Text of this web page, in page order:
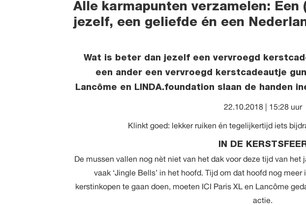
Alle karmapunten verzamelen:
jezelf, een geliefde én een
Wat is beter dan jezelf een vervroegd
een ander een vervroegd kerstcadeautje
Lancôme en LINDA.foundation slaan de handen
22.10.2018 | 15:28 uur
Klinkt goed: lekker ruiken én tegelijkertijd iets
IN DE
De mussen vallen nog nèt niet van het dak voor deze tijd van
vaak ‘Jingle Bells’ in het hoofd. Tijd om dat hoofd nog
kerstinkopen te gaan doen, moeten ICI Paris XL en Lancôme
actie.